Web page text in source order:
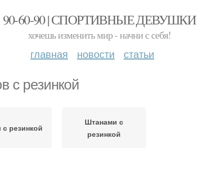
90-60-90 | СПОРТИВНЫЕ ДЕВУШКИ
хочешь изменить мир - начни с себя!
главная новости статьи
с резинкой
резинкой
Штанами с
резинкой